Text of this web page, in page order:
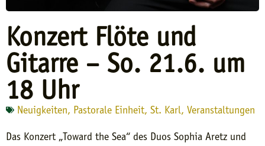
Konzert Flöte und
Gitarre – So. 21.6. um
18 Uhr
Neuigkeiten, Pastorale Einheit, St. Karl, Veranstaltungen
Das Konzert „Toward the Sea“ des Duos Sophia Aretz und